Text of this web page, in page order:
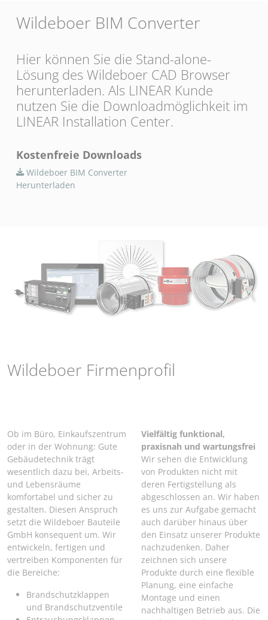
Wildeboer BIM Converter
Hier können Sie die Stand-alone-
Lösung des Wildeboer CAD Browser
herunterladen. Als LINEAR Kunde
nutzen Sie die Downloadmöglichkeit im
LINEAR Installation Center.
Kostenfreie Downloads
Wildeboer BIM Converter
Herunterladen
Wildeboer Firmenprofil
Ob im Büro, Einkaufszentrum
oder in der Wohnung: Gute
Gebäudetechnik trägt
wesentlich dazu bei, Arbeits-
und Lebensräume
komfortabel und sicher zu
gestalten. Diesen Anspruch
setzt die Wildeboer Bauteile
GmbH konsequent um. Wir
entwickeln, fertigen und
vertreiben Komponenten für
die Bereiche:
Brandschutzklappen
und Brandschutzventile
Vielfältig funktional,
praxisnah und wartungsfrei
Wir sehen die Entwicklung
von Produkten nicht mit
deren Fertigstellung als
abgeschlossen an. Wir haben
es uns zur Aufgabe gemacht
auch darüber hinaus über
den Einsatz unserer Produkte
nachzudenken. Daher
zeichnen sich unsere
Produkte durch eine flexible
Planung, eine einfache
Montage und einen
nachhaltigen Betrieb aus. Die